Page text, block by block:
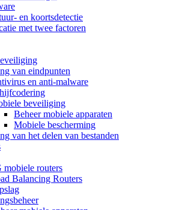
en koortsdetectie
met twee factoren
van eindpunten
en anti-malware
beveiliging
Beheer mobiele apparaten
Mobiele bescherming
van het delen van bestanden
mobiele routers
Balancing Routers